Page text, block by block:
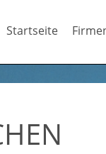
Startseite